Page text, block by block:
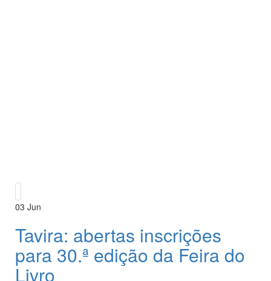
03 Jun
Tavira: abertas inscrições
para 30.ª edição da Feira do
Livro